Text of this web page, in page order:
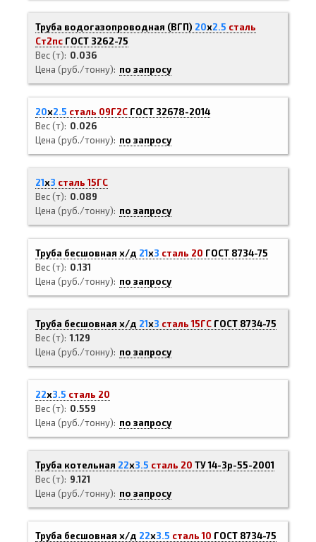
Труба водогазопроводная (ВГП) 20х2.5 сталь
Ст2пс ГОСТ 3262-75
Вес (т)
0.036
Цена (руб./тонну)
по запросу
20х2.5 сталь 09Г2С ГОСТ 32678-2014
Вес (т)
0.026
Цена (руб./тонну)
по запросу
21х3 сталь 15ГС
Вес (т)
0.089
Цена (руб./тонну)
по запросу
Труба бесшовная х/д 21х3 сталь 20 ГОСТ 8734-75
Вес (т)
0.131
Цена (руб./тонну)
по запросу
Труба бесшовная х/д 21х3 сталь 15ГС ГОСТ 8734-75
Вес (т) 1.129
Цена (руб./тонну)
по запросу
22х3.5 сталь 20
Вес (т)
0.559
Цена (руб./тонну)
по запросу
Труба котельная 22х3.5 сталь 20 ТУ 14-3р-55-2001
Вес (т)
9.121
Цена (руб./тонну)
по запросу
Труба бесшовная х/д 22х3.5 сталь 10 ГОСТ 8734-75